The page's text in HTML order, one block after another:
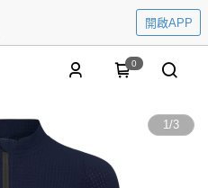
開啟APP
0
1/3